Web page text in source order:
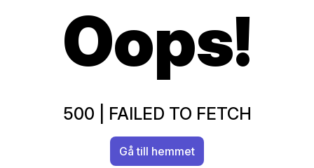
Oops!
500 FAILED TO FETCH
Gå till hemmet